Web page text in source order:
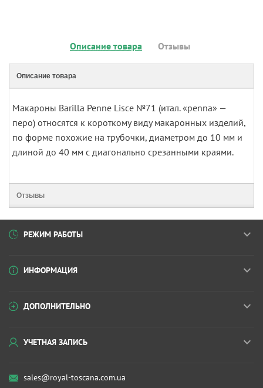
Описание товара Отзывы
Описание товара
Макароны Barilla Penne Lisce №71 (итал. «penna» —
перо) относятся к короткому виду макаронных изделий,
по форме похожие на трубочки, диаметром до 10 мм и
длиной до 40 мм с диагонально срезанными краями.
Отзывы
РЕЖИМ РАБОТЫ
ИНФОРМАЦИЯ
ДОПОЛНИТЕЛЬНО
УЧЕТНАЯ ЗАПИСЬ
sales@royal-toscana.com.ua